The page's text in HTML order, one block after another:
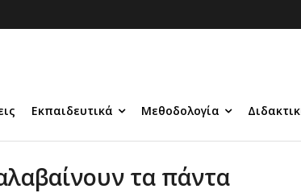
Εκπαιδευτικά Μεθοδολογία
τα πάντα